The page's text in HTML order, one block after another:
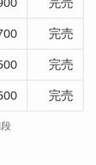
完売
完売
完売